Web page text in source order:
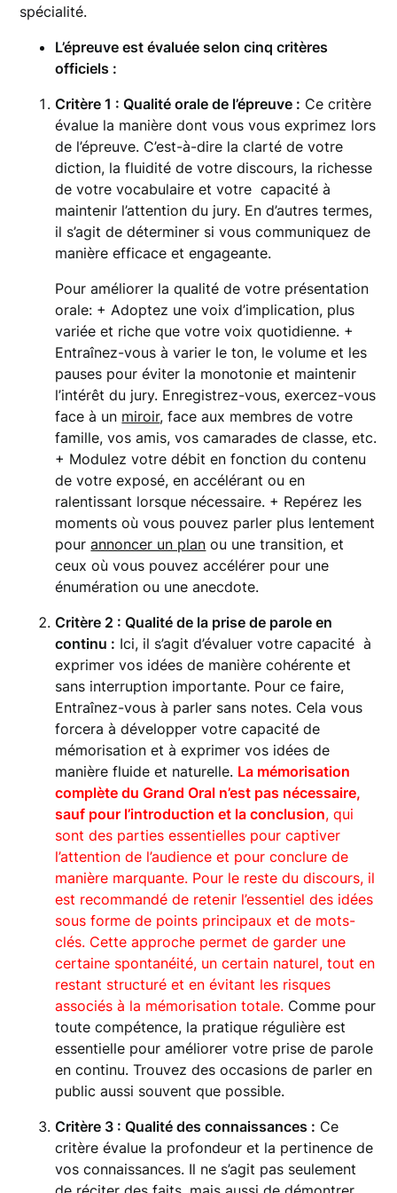
spécialité.
L’épreuve est évaluée selon cinq critères
officiels :
Critère 1 : Qualité orale de l’épreuve : Ce critère
évalue la manière dont vous vous exprimez lors
de l’épreuve. C’est-à-dire la clarté de votre
diction, la fluidité de votre discours, la richesse
de votre vocabulaire et votre capacité à
maintenir l’attention du jury. En d’autres termes,
il s’agit de déterminer si vous communiquez de
manière efficace et engageante.
Pour améliorer la qualité de votre présentation
orale: + Adoptez une voix d’implication, plus
variée et riche que votre voix quotidienne. +
Entraînez-vous à varier le ton, le volume et les
pauses pour éviter la monotonie et maintenir
l’intérêt du jury. Enregistrez-vous, exercez-vous
face à un miroir, face aux membres de votre
famille, vos amis, vos camarades de classe, etc.
+ Modulez votre débit en fonction du contenu
de votre exposé, en accélérant ou en
ralentissant lorsque nécessaire. + Repérez les
moments où vous pouvez parler plus lentement
pourannoncer un plan ou une transition, et
ceux où vous pouvez accélérer pour une
énumération ou une anecdote.
Critère 2 : Qualité de la prise de parole en
continu : Ici, il s’agit d’évaluer votre capacité à
exprimer vos idées de manière cohérente et
sans interruption importante. Pour ce faire,
Entraînez-vous à parler sans notes. Cela vous
forcera à développer votre capacité de
mémorisation et à exprimer vos idées de
manière fluide et naturelle. La mémorisation
complète du Grand Oral n’est pas nécessaire,
sauf pour l’introduction et la conclusion, qui
sont des parties essentielles pour captiver
l’attention de l’audience et pour conclure de
manière marquante. Pour le reste du discours, il
est recommandé de retenir l’essentiel des idées
sous forme de points principaux et de mots-
clés. Cette approche permet de garder une
certaine spontanéité, un certain naturel, tout en
restant structuré et en évitant les risques
associés à la mémorisation totale. Comme pour
toute compétence, la pratique régulière est
essentielle pour améliorer votre prise de parole
en continu. Trouvez des occasions de parler en
public aussi souvent que possible.
Critère 3 : Qualité des connaissances : Ce
critère évalue la profondeur et la pertinence de
vos connaissances. Il ne s’agit pas seulement